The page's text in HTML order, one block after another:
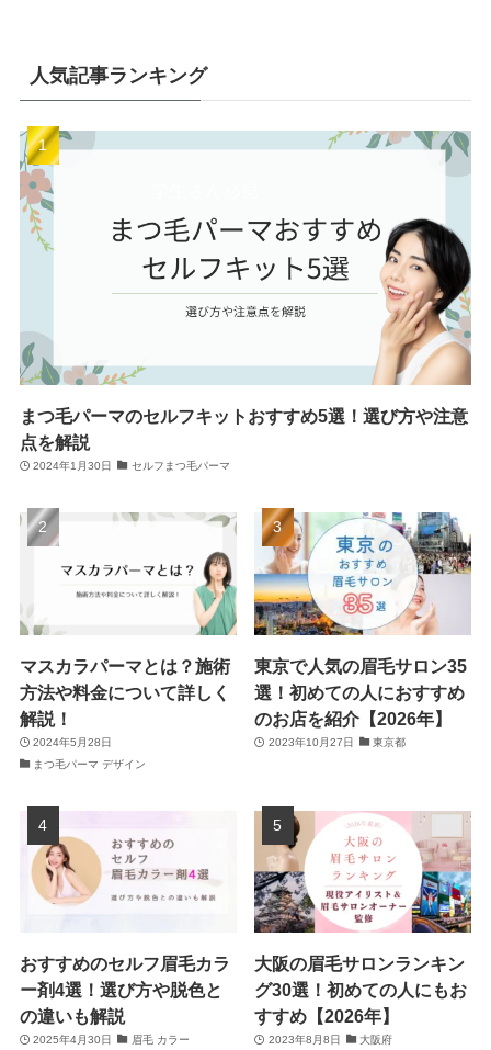
人気記事ランキング
まつ毛パーマのセルフキットおすすめ5選！選び方や注意
点を解説
2024年1月30日 セルフまつ毛パーマ
マスカラパーマとは？施術
方法や料金について詳しく
解説！
2024年5月28日
まつ毛パーマ デザイン
東京で人気の眉毛サロン35
選！初めての人におすすめ
のお店を紹介【2026年】
2023年10月27日 東京都
おすすめのセルフ眉毛カラ
ー剤4選！選び方や脱色と
の違いも解説
2025年4月30日 眉毛 カラー
大阪の眉毛サロンランキン
グ30選！初めての人にもお
すすめ【2026年】
2023年8月8日 大阪府